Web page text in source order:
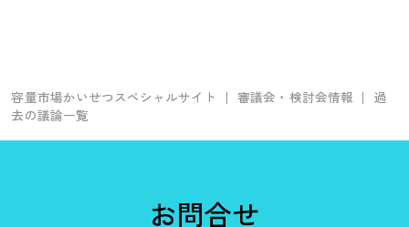
容量市場かいせつスペシャルサイト 審議会・検討会情報
過
去の議論一覧
お問合せ